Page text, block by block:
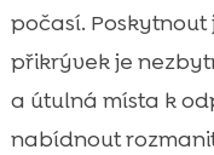
počasí.
přikrývek je
a útulná místa k
nabídnout